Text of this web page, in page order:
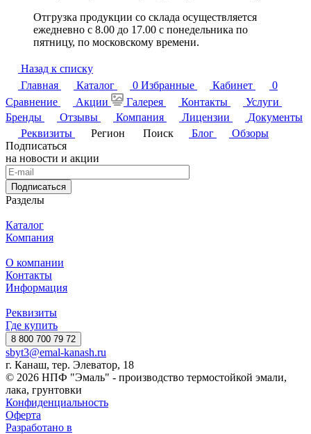
Отгрузка продукции со склада осуществляется
ежедневно с 8.00 до 17.00 с понедельника по
пятницу, по московскому времени.
Назад к списку
Главная
Каталог 0 Избранные Кабинет
0
Сравнение
Акции Галерея Контакты
Услуги
Бренды
Отзывы Компания Лицензии
Документы
Реквизиты
Регион Поиск Блог
Обзоры
Подписаться
на новости и акции
Подписаться
Разделы
Каталог
Компания
О компании
Контакты
Информация
Реквизиты
Где купить
8 800 700 79 72
sbyt3@emal-kanash.ru
г. Канаш, тер. Элеватор, 18
© 2026 НПФ "Эмаль" - производство термостойкой эмали,
лака, грунтовки
Конфиденциальность
Оферта
Разработано в